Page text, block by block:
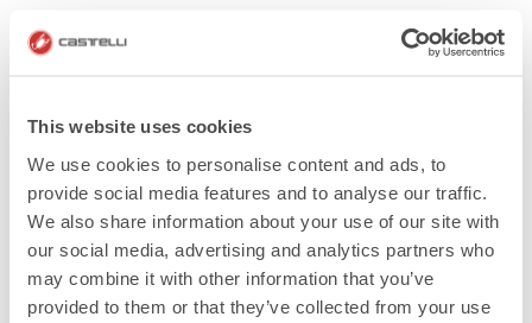
This website uses cookies
We use cookies to personalise content and ads, to
provide social media features and to analyse our traffic.
We also share information about your use of our site with
our social media, advertising and analytics partners who
may combine it with other information that you’ve
provided to them or that they’ve collected from your use